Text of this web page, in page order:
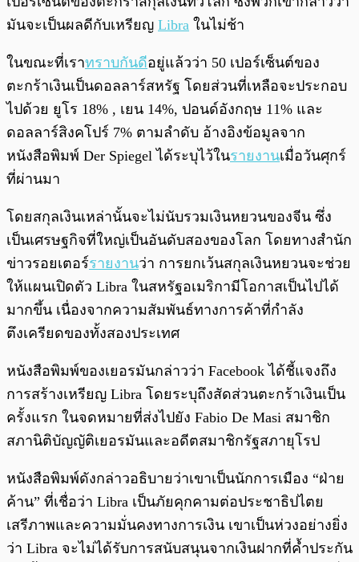
มันจะเป็นผลดีกับเหรียญ Libra ในไม่ช้า
ในขณะที่เราทราบกันดีอยู่แล้วว่า 50 เปอร์เซ็นต์ของ
ตะกร้าเงินเป็นดอลลาร์สหรัฐ โดยส่วนที่เหลือจะประกอบ
ไปด้วย ยูโร 18% , เยน 14%, ปอนด์อังกฤษ 11% และ
ดอลลาร์สิงคโปร์ 7% ตามลำดับ อ้างอิงข้อมูลจาก
หนังสือพิมพ์ Der Spiegel ได้ระบุไว้ในรายงานเมื่อวันศุกร์
ที่ผ่านมา
โดยสกุลเงินเหล่านั้นจะไม่นับรวมเงินหยวนของจีน ซึ่ง
เป็นเศรษฐกิจที่ใหญ่เป็นอันดับสองของโลก โดยทางสำนัก
ข่าวรอยเตอร์รายงานว่า การยกเว้นสกุลเงินหยวนจะช่วย
ให้แผนเปิดตัว Libra ในสหรัฐอเมริกามีโอกาสเป็นไปได้
มากขึ้น เนื่องจากความสัมพันธ์ทางการค้าที่กำลัง
ตึงเครียดของทั้งสองประเทศ
หนังสือพิมพ์ของเยอรมันกล่าวว่า Facebook ได้ชี้แจงถึง
การสร้างเหรียญ Libra โดยระบุถึงสัดส่วนตะกร้าเงินเป็น
ครั้งแรก ในจดหมายที่ส่งไปยัง Fabio De Masi สมาชิก
สภานิติบัญญัติเยอรมันและอดีตสมาชิกรัฐสภายุโรป
หนังสือพิมพ์ดังกล่าวอธิบายว่าเขาเป็นนักการเมือง “ฝ่าย
ค้าน” ที่เชื่อว่า Libra เป็นภัยคุกคามต่อประชาธิปไตย
เสรีภาพและความมั่นคงทางการเงิน เขาเป็นห่วงอย่างยิ่ง
ว่า Libra จะไม่ได้รับการสนับสนุนจากเงินฝากที่ค้ำประกัน